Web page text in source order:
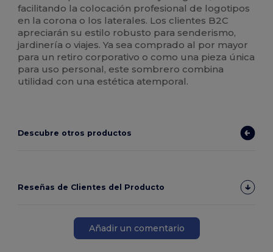
facilitando la colocación profesional de logotipos
en la corona o los laterales. Los clientes B2C
apreciarán su estilo robusto para senderismo,
jardinería o viajes. Ya sea comprado al por mayor
para un retiro corporativo o como una pieza única
para uso personal, este sombrero combina
utilidad con una estética atemporal.
Descubre otros productos
Reseñas de Clientes del Producto
Añadir un comentario